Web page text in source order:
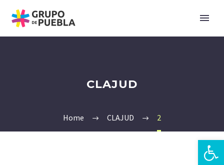
CLAJUD
Home CLAJUD 2